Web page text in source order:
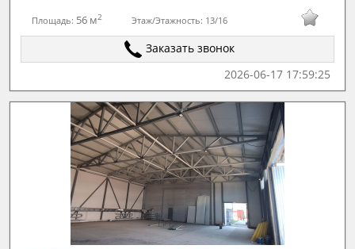
Площадь: 56 м2 Этаж/Этажность: 13/16
Заказать звонок
2026-06-17 17:59:25